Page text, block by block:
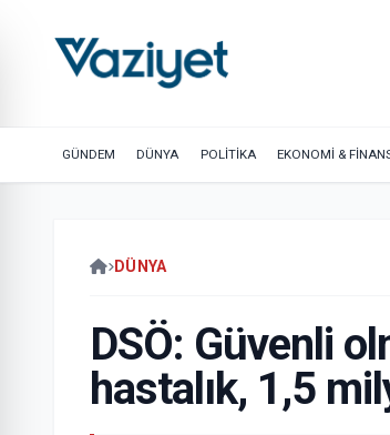
GÜNDEM DÜNYA POLİTİKA EKONOMİ &
DÜNYA
DSÖ: Güvenli
hastalık, 1,5